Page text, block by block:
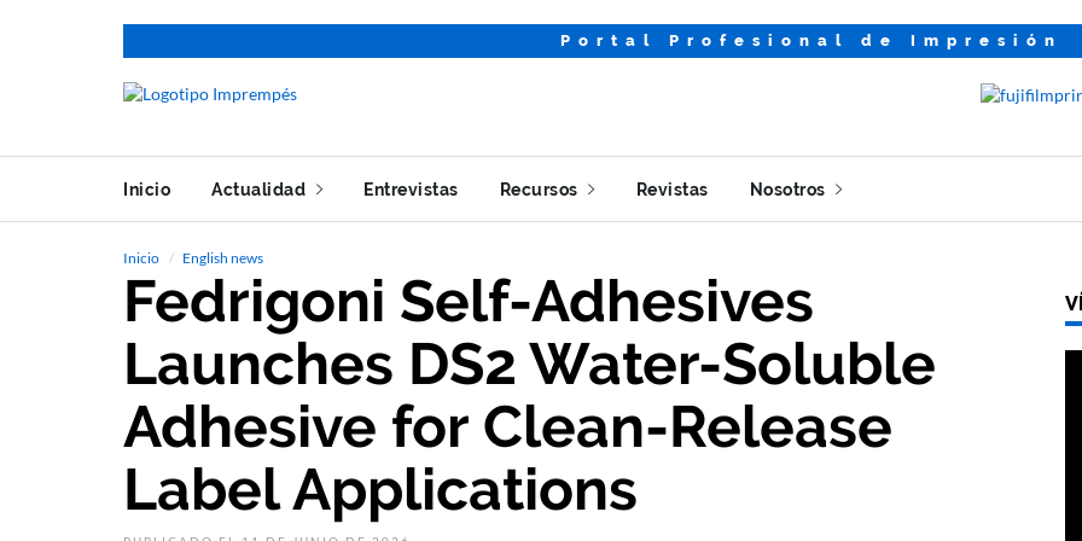
Portal Profesional de Impresión
Inicio Actualidad Entrevistas Recursos Revistas Nosotros
Inicio English news
Fedrigoni Self-Adhesives
Launches DS2 Water-Soluble
Adhesive for Clean-Release
Label Applications